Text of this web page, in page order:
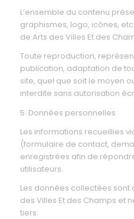
L’ensemble du contenu
graphismes, logo, icônes,
de Arts des Villes Et des
Toute reproduction,
publication, adaptation de
site, quel que soit le moyen
interdite sans autorisation
5. Données personnelles
Les informations recueillies
(formulaire de contact,
enregistrées afin de
utilisateurs.
Les données collectées sont
des Villes Et des Champs et
tiers.